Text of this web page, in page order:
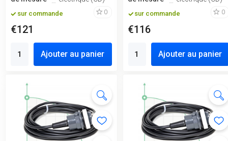
sur commande 0
€121
Ajouter au panier
sur commande 0
€116
Ajouter au panier